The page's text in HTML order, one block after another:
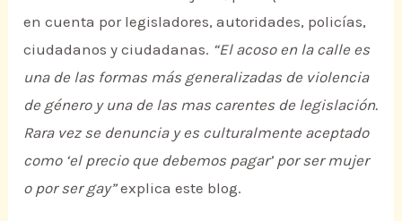
en cuenta por legisladores, autoridades, policías,
ciudadanos y ciudadanas. “El acoso en la calle es
una de las formas más generalizadas de violencia
de género y una de las mas carentes de legislación.
Rara vez se denuncia y es culturalmente aceptado
como ‘el precio que debemos pagar’ por ser mujer
o por ser gay”explica este blog.